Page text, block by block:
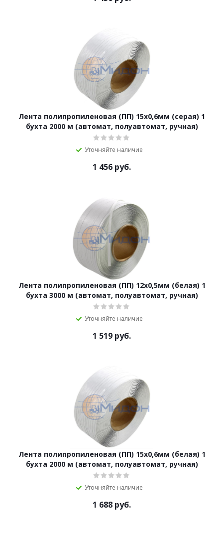
Лента полипропиленовая (ПП) 15х0,6мм (серая) 1
бухта 2000 м (автомат, полуавтомат, ручная)
Уточняйте наличие
1 456 руб.
Лента полипропиленовая (ПП) 12х0,5мм (белая) 1
бухта 3000 м (автомат, полуавтомат, ручная)
Уточняйте наличие
1 519 руб.
Лента полипропиленовая (ПП) 15х0,6мм (белая) 1
бухта 2000 м (автомат, полуавтомат, ручная)
Уточняйте наличие
1 688 руб.